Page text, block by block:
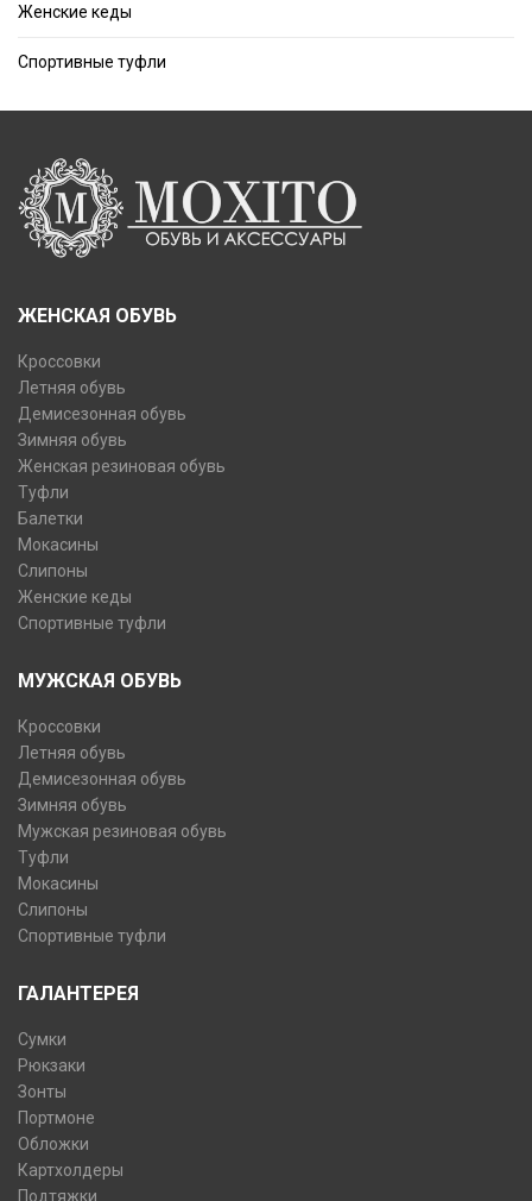
Женские кеды
Спортивные туфли
ЖЕНСКАЯ ОБУВЬ
Кроссовки
Летняя обувь
Демисезонная обувь
Зимняя обувь
Женская резиновая обувь
Туфли
Балетки
Мокасины
Слипоны
Женские кеды
Спортивные туфли
МУЖСКАЯ ОБУВЬ
Кроссовки
Летняя обувь
Демисезонная обувь
Зимняя обувь
Мужская резиновая обувь
Туфли
Мокасины
Слипоны
Спортивные туфли
ГАЛАНТЕРЕЯ
Сумки
Рюкзаки
Зонты
Портмоне
Обложки
Картхолдеры
Подтяжки